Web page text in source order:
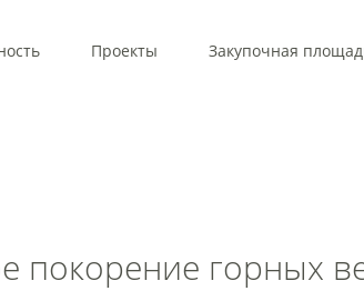
Проекты Закупочная
покорение горных